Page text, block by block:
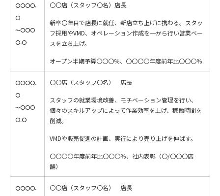
〇〇〇〇.
〇
～〇〇〇
〇.〇
〇〇店（スタッフ〇名）店長
新卒〇年目で店長に就任、新店立ち上げに携わる。スタッ
フ採用やVMD、オペレーション作成を一から行い営業ベー
スを立ち上げ。
オープン半期予算〇〇〇％、〇〇〇〇年度前年比〇〇〇％
〇〇〇〇.
〇
～〇〇〇
〇.〇
〇〇店（スタッフ〇名） 店長
スタッフの就業環境改善、モチベーション管理を行い、
個々のスキルアップによって作業効率を上げ、稼働時間を
削減。
VMDや販売促進の計画、実行により売り上げを伸ばす。
〇〇〇〇年度前年比〇〇〇％、社内表彰（〇/〇〇〇店
舗）
〇〇〇〇.
〇〇店（スタッフ〇名） 店長